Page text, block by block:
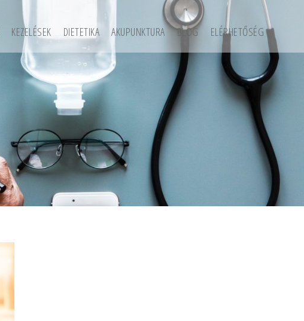
KEZELÉSEK DIETETIKA AKUPUNKTURA BLOG ELÉRHETŐSÉG